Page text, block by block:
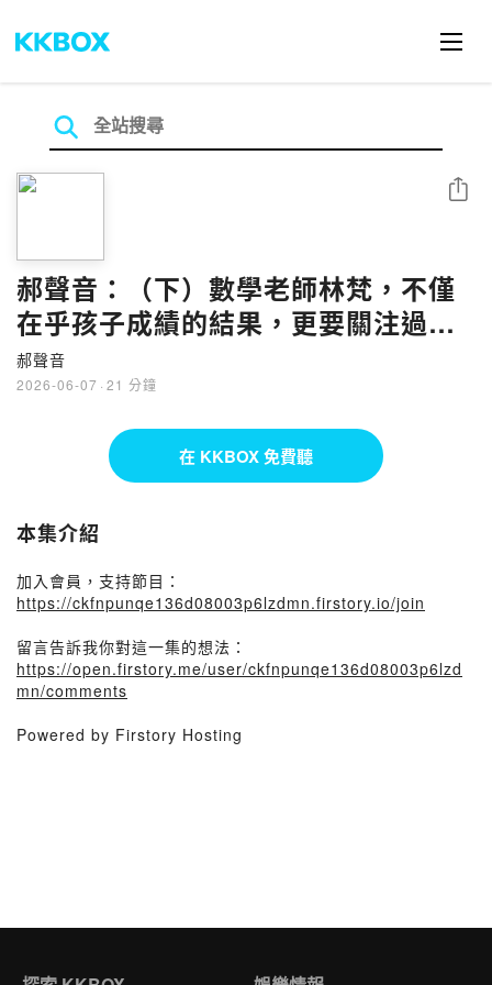
郝聲音：（下）數學老師林梵，不僅
在乎孩子成績的結果，更要關注過
程，開啟一段溫暖的「陪伴」之旅。
郝聲音
2026-06-07 · 21 分鐘
分享
在 KKBOX 免費聽
本集介紹
加入會員，支持節目：
https://ckfnpunqe136d08003p6lzdmn.firstory.io/join
留言告訴我你對這一集的想法：
https://open.firstory.me/user/ckfnpunqe136d08003p6lzd
mn/comments
Powered by Firstory Hosting